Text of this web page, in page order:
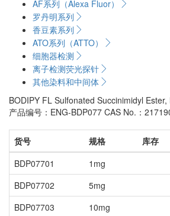
AF系列（Alexa Fluor）
罗丹明系列
香豆素系列
ATO系列（ATTO）
细胞器检测
离子检测荧光探针
其他染料和中间体
BODIPY FL Sulfonated Succinimidyl
产品编号：ENG-BDP077 CAS No.：
货号 规格 库存
BDP07701
1mg
BDP07702
5mg
BDP07703
10mg